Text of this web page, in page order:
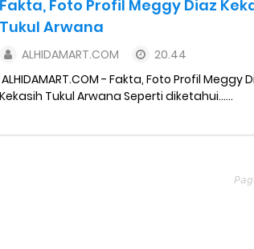
Syarat dan Komisinya
Diterima
Online Terbaru Dari Grab
Gratis
Fakta, Foto Profil Meggy Diaz
Tukul Arwana
ALHIDAMART.COM
20.44
ALHIDAMART.COM - Fakta, Foto Profil Meggy
Kekasih Tukul Arwana Seperti diketahui......